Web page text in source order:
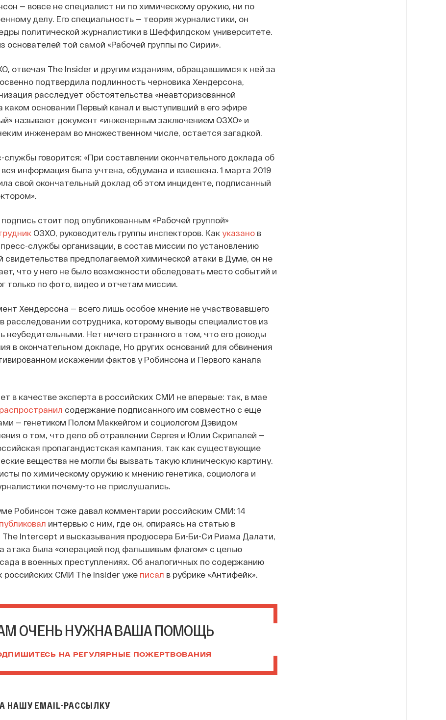
— вовсе не специалист ни по химическому оружию, ни по
делу. Его специальность — теория журналистики, он
политической журналистики в Шеффилдском университете.
основателей той самой «Рабочей группы по Сирии».
отвечая The Insider и другим изданиям, обращавшимся к ней за
подтвердила подлинность черновика Хендерсона,
расследует обстоятельства «неавторизованной
каком основании Первый канал и выступивший в его эфире
называют документ «инженерным заключением ОЗХО» и
инженерам во множественном числе, остается загадкой.
службы говорится: «При составлении окончательного доклада об
информация была учтена, обдумана и взвешена. 1 марта 2019
свой окончательный доклад об этом инциденте, подписанный
стоит под опубликованным «Рабочей группой»
ОЗХО, руководитель группы инспекторов. Как указанов
службы организации, в состав миссии по установлению
свидетельства предполагаемой химической атаки в Думе, он не
что у него не было возможности обследовать место событий и
только по фото, видео и отчетам миссии.
Хендерсона — всего лишь особое мнение не участвовавшего
расследовании сотрудника, которому выводы специалистов из
неубедительными. Нет ничего странного в том, что его доводы
в окончательном докладе, Но других оснований для обвинения
искажении фактов у Робинсона и Первого канала
в качестве эксперта в российских СМИ не впервые: так, в мае
распространил содержание подписанного им совместно с еще
— генетиком Полом Маккейгом и социологом Дэвидом
о том, что дело об отравлении Сергея и Юлии Скрипалей —
пропагандистская кампания, так как существующие
вещества не могли бы вызвать такую клиническую картину.
по химическому оружию к мнению генетика, социолога и
почему-то не прислушались.
Робинсон тоже давал комментарии российским СМИ: 14
интервью с ним, где он, опираясь на статью в
The Intercept и высказывания продюсера Би-Би-Си Риама Далати,
атака была «операцией под фальшивым флагом» с целью
в военных преступлениях. Об аналогичных по содержанию
российских СМИ The Insider уже писал в рубрике «Антифейк».
ОЧЕНЬ НУЖНА ВАША ПОМОЩЬ
НА РЕГУЛЯРНЫЕ ПОЖЕРТВОВАНИЯ
НАШУ EMAIL-РАССЫЛКУ